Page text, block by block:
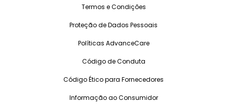
Termos e Condições
Proteção de Dados Pessoais
Políticas AdvanceCare
Código de Conduta
Código Ético para Fornecedores
Informação ao Consumidor